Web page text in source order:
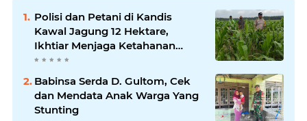
Polisi dan Petani di Kandis
Kawal Jagung 12 Hektare,
Ikhtiar Menjaga Ketahanan
Pangan
Babinsa Serda D. Gultom, Cek
dan Mendata Anak Warga Yang
Stunting